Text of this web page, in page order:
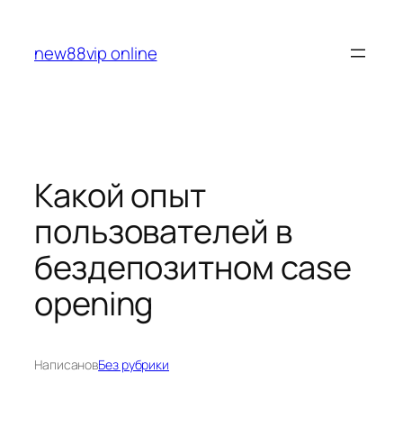
содержимому
new88vip online
Какой опыт
пользователей в
бездепозитном case
opening
НаписановБез рубрики